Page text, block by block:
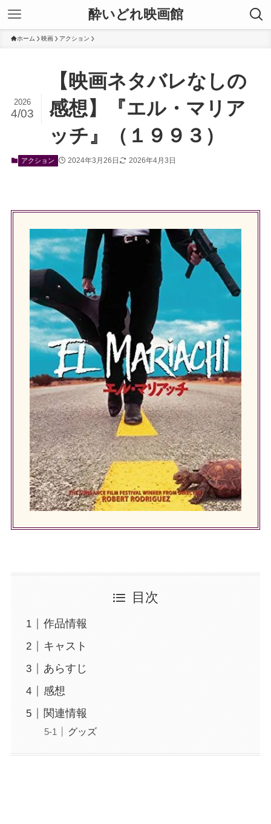
酔いどれ映画館
ホーム 映画 アクション
【映画ネタバレなしの
感想】『エル・マリア
ッチ』（１９９３）
2026
4/03
アクション 2024年3月26日 2026年4月3日
目次
作品情報
キャスト
あらすじ
感想
関連情報
グッズ